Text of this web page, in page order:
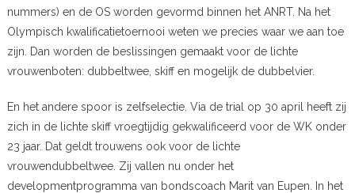
nummers) en de OS worden gevormd binnen het ANRT. Na het
Olympisch kwalificatietoernooi weten we precies waar we aan toe
zijn. Dan worden de beslissingen gemaakt voor de lichte
vrouwenboten: dubbeltwee, skiff en mogelijk de dubbelvier.
En het andere spoor is zelfselectie. Via de trial op 30 april heeft zij
zich in de lichte skiff vroegtijdig gekwalificeerd voor de WK onder
23 jaar. Dat geldt trouwens ook voor de lichte
vrouwendubbeltwee. Zij vallen nu onder het
developmentprogramma van bondscoach Marit van Eupen. In het